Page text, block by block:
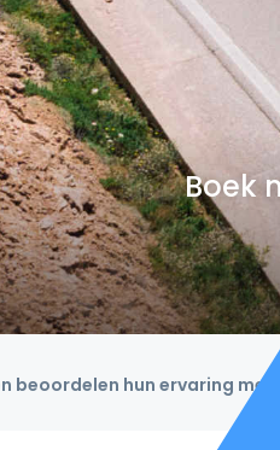
Boek
beoordelen hun ervaring met